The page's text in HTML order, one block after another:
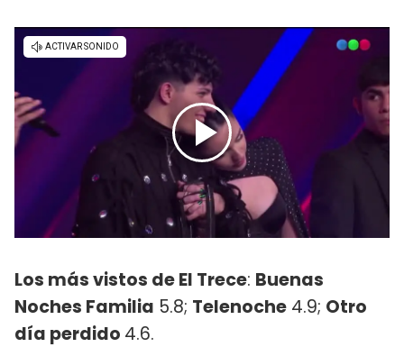
Los más vistos de El Trece: Buenas
Noches Familia 5.8; Telenoche 4.9; Otro
día perdido 4.6.